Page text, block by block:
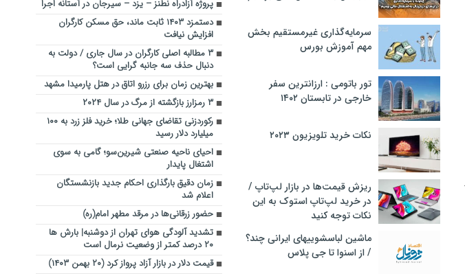
سرمایه‌گذاری غیرمستقیم بخش
مهم آموزش بورس
تور باتومی : ارزانترین سفر
خارجی در تابستان ۱۴۰۲
نکات خرید تلویزیون ۲۰۲۳
ریزش قیمت‌ها در بازار لپ‌تاپ /
در خرید لپ‌تاپ استوک به این
نکات توجه کنید
ماشین لباسشویی‎های ایرانی چند؟
/ از اسنوا تا جی پلاس
پروژه آزادراه نطنز – یزد – سیرجان در آستانه اجرا
دستمزد ۱۴۰۳ ثابت ماند، حق مسکن کارگران
افزایش نیافت
۳ مطالبه اصلی کارگران در سال جاری / دولت به
دنبال حذف سه جانبه گرایی است؟
بهترین زمان برای رزرو اتاق در هتل پارمیدا مشهد
۳ رمزارز بازگشته از مرگ در سال ۲۰۲۴
رکوردزنی تقاضای جهانی طلا؛ خرید فلز زرد به ۱۰۰
میلیارد دلار رسید
احیای ناحیه صنعتی شیرین‌سو؛ گامی به سوی
اشتغال پایدار
زمان دقیق بارگذاری احکام جدید بازنشستگان
اعلام شد
حضور زرقانی‌ها در مرقد مطهر امام(ره)
تشدید آلودگی هوای تهران از دوشنبه| بارش ها
۲۰ درصد کمتر از وضعیت نرمال است
قیمت دلار در بازار آزاد پرواز کرد (۲۰ بهمن ۱۴۰۳)